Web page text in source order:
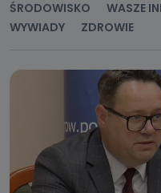
ŚRODOWISKO WASZE
WYWIADY
ZDROWIE